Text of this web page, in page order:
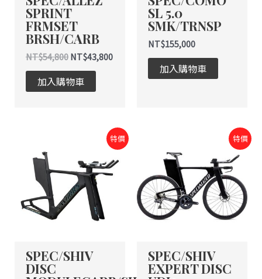
SPRINT
FRMSET
BRSH/CARB
NT$54,800NT$43,800
加入購物車
SL 5.0
SMK/TRNSP
NT$155,000
加入購物車
特價
SPEC/SHIV
DISC
格：
NT$178,000。
格：
NT$160,200。
特價
SPEC/SHIV
EXPERT DISC